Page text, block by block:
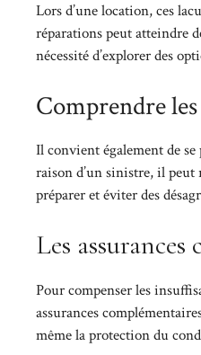
Lors d’une location, ces
réparations peut atteindre
nécessité d’explorer des
Comprendre
Il convient également de
raison d’un sinistre, il peut
préparer et éviter des
Les
Pour compenser les
assurances
même la protection du